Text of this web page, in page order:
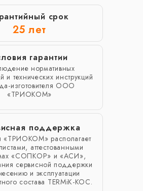
«ТРИОКОМ» располагает
аттестованными
«СОПКОР» и «АСИ»,
сервисной поддержки
и эксплуатации
состава TERMiK-КОС.
поддержка
нормативных
и технических инструкций
изготовителя ООО
«ТРИОКОМ»
гарантии
25 лет
срок